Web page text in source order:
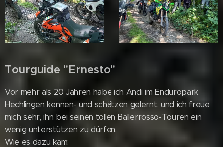
Tourguide "Ernesto"
Vor mehr als 20 Jahren habe ich Andi im Enduropark
Hechlingen kennen- und schätzen gelernt, und ich freue
mich sehr, ihn bei seinen tollen Ballerrosso-Touren ein
wenig unterstützen zu dürfen.
Wie es dazu kam: